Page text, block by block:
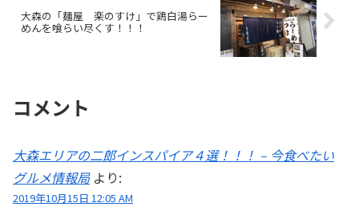
大森の「麺屋 楽のすけ」で鶏白湯らー
めんを喰らい尽くす！！！
コメント
大森エリアの二郎インスパイア４選！！！ – 今食べたい
グルメ情報局 より:
2019年10月15日 12:05 AM